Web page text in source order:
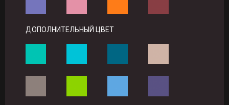
ДОПОЛНИТЕЛЬНЫЙ ЦВЕТ